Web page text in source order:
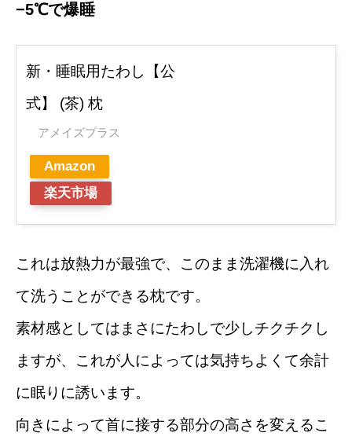
−5℃で爆睡
新・睡眠用たわし【公
式】 (茶) 枕
アメイズプラス
Amazon
楽天市場
これは放熱力が最強で、このまま洗濯機に入れ
て洗うことができる枕です。
素材感としてはまさにたわしで少しチクチクし
ますが、これが人によっては気持ちよくて余計
に眠りに誘います。
向きによって首に接する部分の高さを変えるこ